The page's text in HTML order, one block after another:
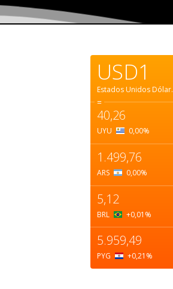
USD1
Estados Unidos Dólar.
=
40,26
UYU 0,00%
1.499,76
ARS 0,00%
5,12
BRL +0,01 %
5.959,49
PYG +0,21 %